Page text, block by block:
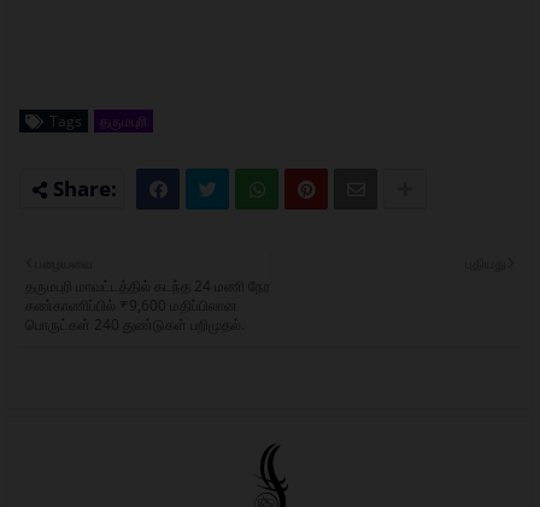
Tags தருமபுரி
தருமபுரி மாவட்டத்தில் கடந்த 24 மணி நேர
கண்காணிப்பில் ₹9,600 மதிப்பிலான
பொருட்கள் 240 துண்டுகள் பறிமுதல்.